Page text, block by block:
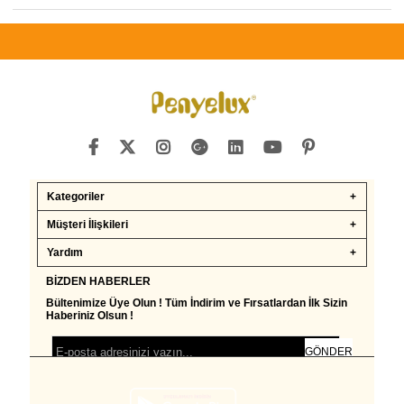
Kategoriler
Müşteri İlişkileri
Yardım
BIZDEN HABERLER
Bültenimize Üye Olun ! Tüm İndirim ve Fırsatlardan İlk Sizin
Haberiniz Olsun !
GÖNDER